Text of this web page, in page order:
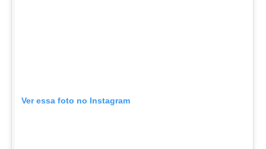
Ver essa foto no Instagram